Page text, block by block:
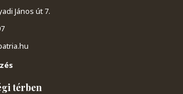
János út 7.
térben